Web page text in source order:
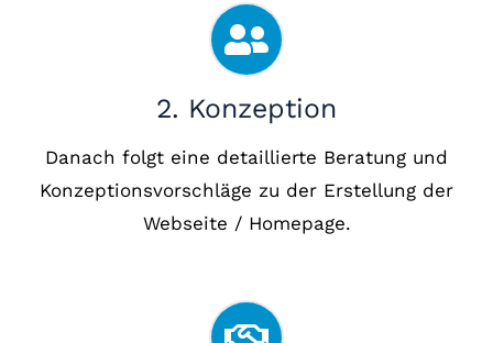
2. Konzeption
Danach folgt eine detaillierte Beratung und
Konzeptionsvorschläge zu der Erstellung der
Webseite / Homepage.